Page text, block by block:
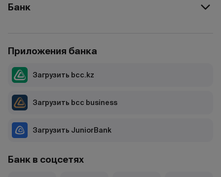
Банк
Банк в соцсетях
Приложения банка
Загрузить bcc.kz
Загрузить bcc business
Загрузить JuniorBank